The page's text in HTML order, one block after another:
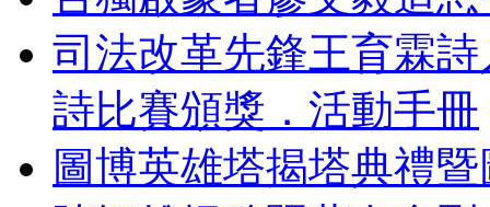
司法改革先鋒王育霖
詩比賽頒獎．活動手冊
圖博英雄塔揭塔典禮